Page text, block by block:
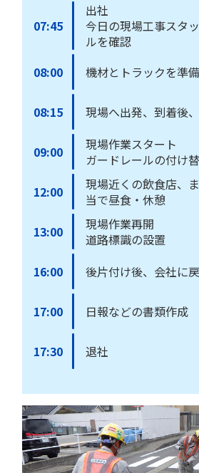
07:45
出社
今日の現場工事スタ
ルを確認
08:00
機材とトラックを準
08:15 現場へ出発、到着後
09:00
現場作業スタート
ガードレールの付け
12:00
現場近くの飲食店、
当で昼食・休憩
13:00
現場作業再開
道路標識の設置
16:00
後片付け後、会社に
17:00 日報などの書類作成
17:30 退社